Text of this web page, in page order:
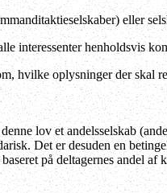
eller
interessenter henholdsvis
hvilke oplysninger der skal
lov et andelsselskab
Det er desuden en
på deltagernes andel